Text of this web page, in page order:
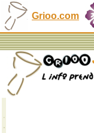
Grioo.com